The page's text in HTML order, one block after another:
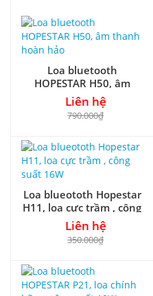
Loa bluetooth
HOPESTAR H50, âm
thanh hoàn hảo
Liên hệ
790.000₫
Loa blueototh Hopestar
H11, loa cực trầm , công
suất 16W
Liên hệ
350.000₫